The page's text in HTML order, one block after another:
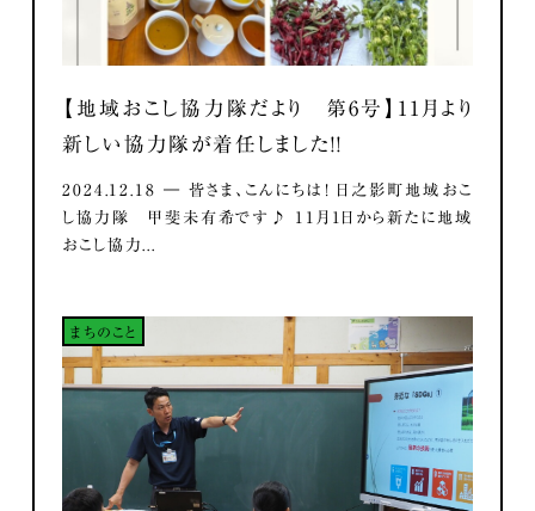
【地域おこし協力隊だより 第6号】11月より
新しい協力隊が着任しました！！
2024.12.18 ― 皆さま、こんにちは！ 日之影町地域おこ
し協力隊 甲斐未有希です♪ 11月1日から新たに地域
おこし協力...
まちのこと